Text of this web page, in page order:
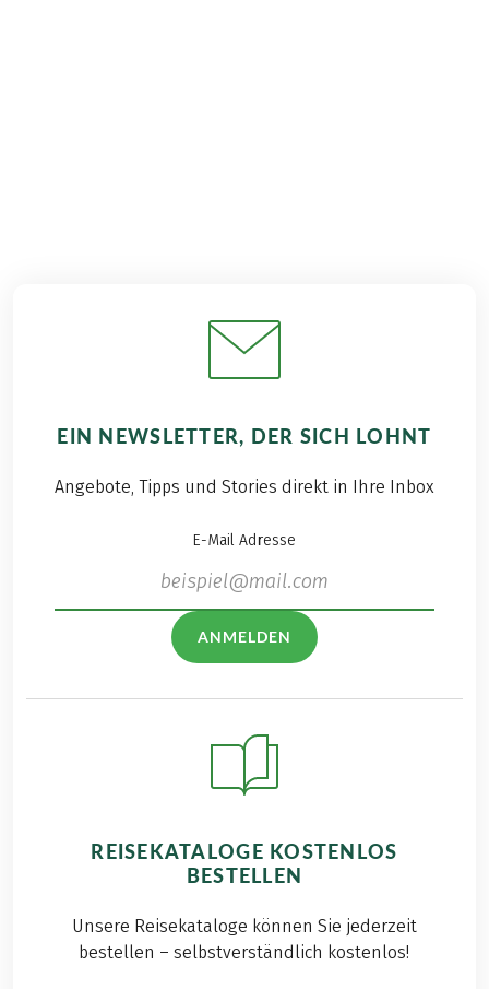
EIN NEWSLETTER, DER SICH LOHNT
Angebote, Tipps und Stories direkt in Ihre Inbox
E-Mail Adresse
ANMELDEN
REISEKATALOGE KOSTENLOS
BESTELLEN
Unsere Reisekataloge können Sie jederzeit
bestellen – selbstverständlich kostenlos!